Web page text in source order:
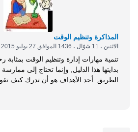
وجبة الصباح إلى تباطؤ عملية الأيض،
الذي يحتاج إليه للقيام بوظائفه بشكل جيد،...
المذاكرة وتنظيم الوقت
الاثنين ، 11 شوّال ، 1436 الموافق 27 يوليو 2015
تنمية مهارات إدارة وتنظيم الوقت
بدايتها هذا الدليل, وإنما تحتاج إلى
الطريق. أحد الأهداف هو أن تدرك كيف
كأحد الموارد لتنظيم استذكارك، وتحديد
سياق أنشطة تنافس مع الأصدقاء، وفى